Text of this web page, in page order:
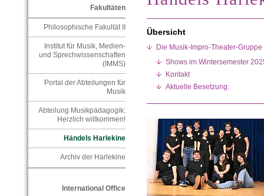
Fakultäten
Philosophische Fakultät II
Institut für Musik, Medien-
und Sprechwissenschaften
(IMMS)
Portal der Abteilungen für
Musik
Abteilung Musikpädagogik:
Herzlich willkommen!
Händels Harlekine
Archiv der Harlekine
International Office
Übersicht
Die Musik-Impro-Theater-
Shows im Wintersemester
Kontakt
Aktuelle Besetzung: